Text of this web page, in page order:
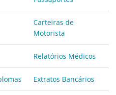
Carteiras de
Motorista
Relatórios Médicos
Extratos Bancários